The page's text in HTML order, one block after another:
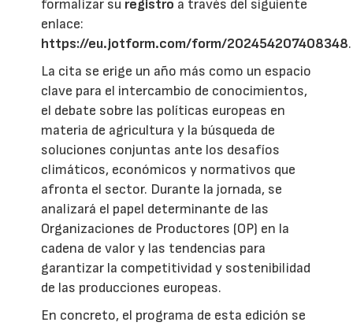
formalizar su registro a través del siguiente
enlace:
https://eu.jotform.com/form/202454207408348.
La cita se erige un año más como un espacio
clave para el intercambio de conocimientos,
el debate sobre las políticas europeas en
materia de agricultura y la búsqueda de
soluciones conjuntas ante los desafíos
climáticos, económicos y normativos que
afronta el sector. Durante la jornada, se
analizará el papel determinante de las
Organizaciones de Productores (OP) en la
cadena de valor y las tendencias para
garantizar la competitividad y sostenibilidad
de las producciones europeas.
En concreto, el programa de esta edición se